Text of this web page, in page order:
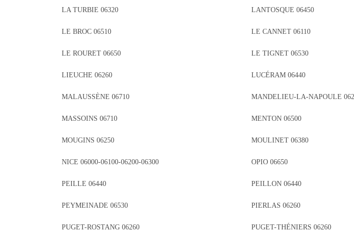
LA TURBIE 06320 LANTOSQUE 06450
LE BROC 06510 LE CANNET 06110
LE ROURET 06650 LE TIGNET 06530
LIEUCHE 06260 LUCÉRAM 06440
MALAUSSÈNE 06710 MANDELIEU-LA-NAPOULE
MASSOINS 06710 MENTON 06500
MOUGINS 06250 MOULINET 06380
NICE 06000-06100-06200-06300 OPIO 06650
PEILLE 06440 PEILLON 06440
PEYMEINADE 06530 PIERLAS 06260
PUGET-ROSTANG 06260 PUGET-THÉNIERS 06260